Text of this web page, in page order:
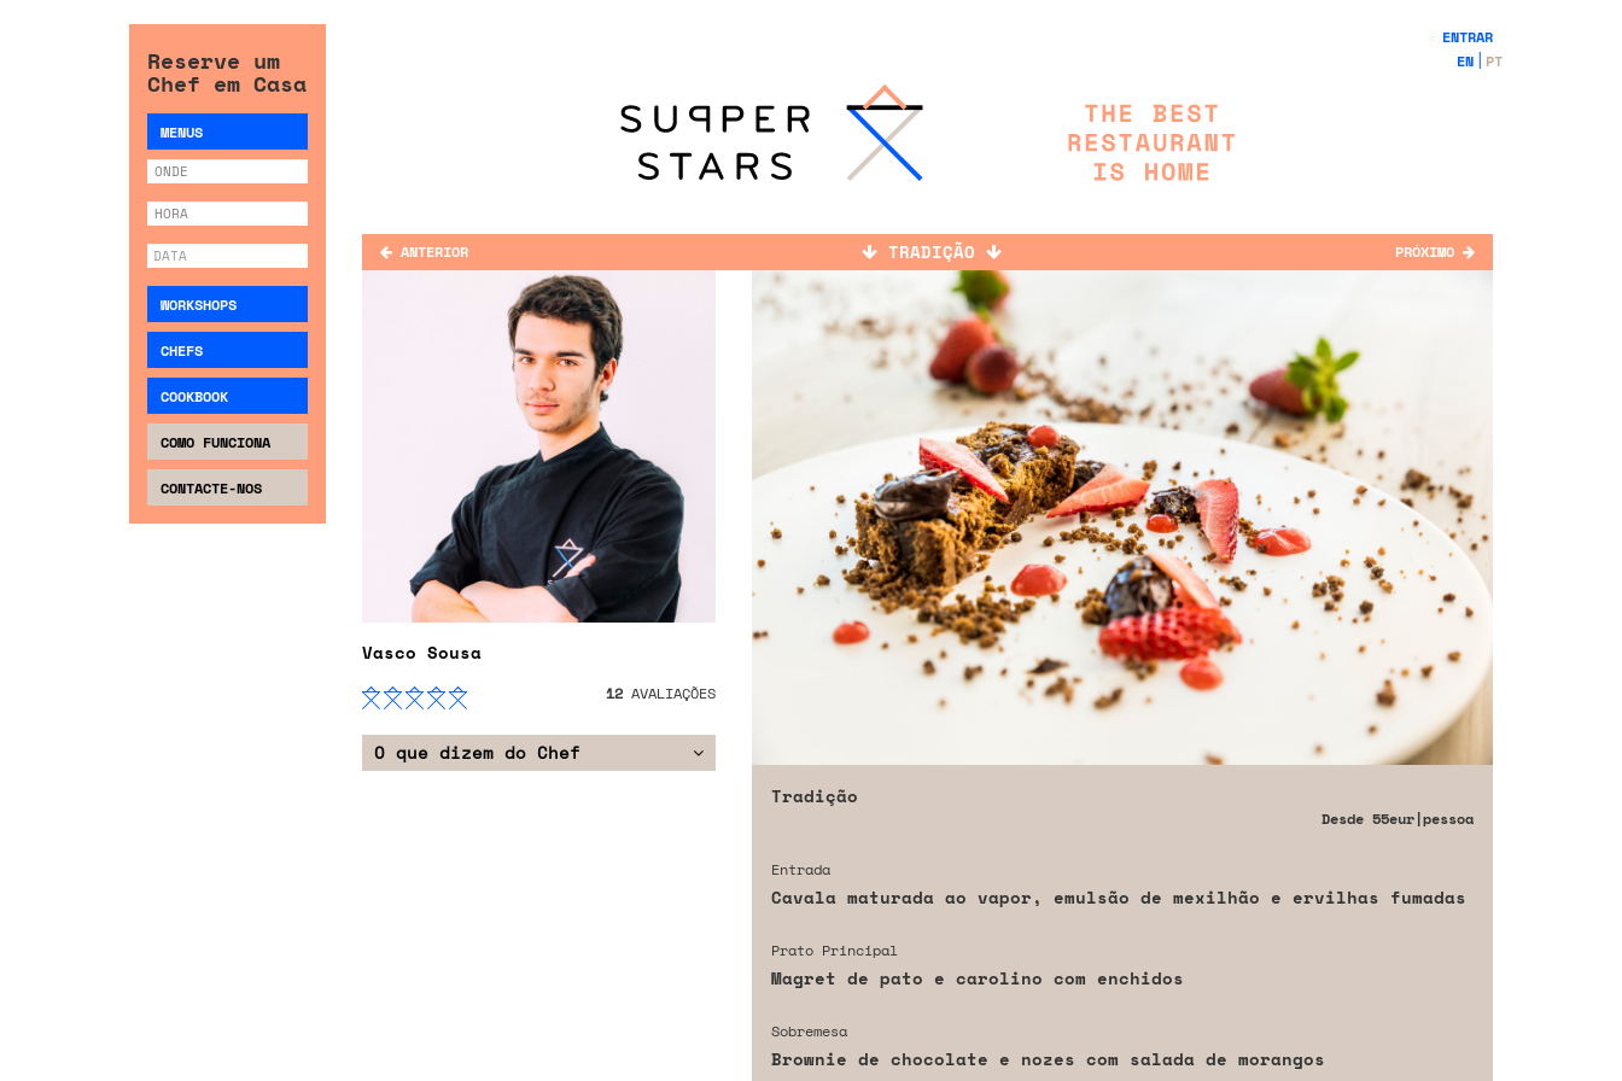
Reserve um
Chef em Casa
MENUS
WORKSHOPS
CHEFS
COOKBOOK
COMO FUNCIONA
CONTACTE-NOS
ENTRAR
EN
PT
ANTERIOR TRADIÇÃO PRÓXIMO
Vasco Sousa
12AVALIAÇÕES
O que dizem do Chef
Tradição
Desde 55eur|pessoa
Entrada
Cavala maturada ao vapor, emulsão de mexilhão e ervilhas fumadas
Prato Principal
Magret de pato e carolino com enchidos
Sobremesa
Brownie de chocolate e nozes com salada de morangos